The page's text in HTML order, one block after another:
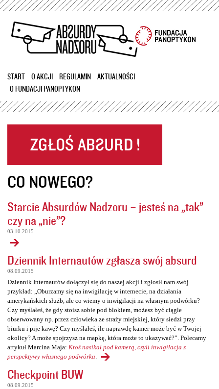
Przejdź
treści
START O AKCJI REGULAMIN
AKTUALNOŚCI
O FUNDACJI PANOPTYKON
CO NOWEGO?
Starcie Absurdów Nadzoru – jesteś na „tak”
czy na „nie”?
03.10.2015
Dziennik Internautów zgłasza swój absurd
08.09.2015
Dziennik Internautów dołączył się do naszej akcji i zgłosił nam swój
przykład: „Oburzamy się na inwigilację w internecie, na działania
amerykańskich służb, ale co wiemy o inwigilacji na własnym podwórku?
Czy myślałeś, że gdy stoisz sobie pod blokiem, możesz być ciągle
obserwowany np. przez człowieka ze straży miejskiej, który siedzi przy
biurku i pije kawę? Czy myślałeś, ile naprawdę kamer może być w Twojej
okolicy? A może spojrzysz na mapkę, która może to ukazywać?”. Polecamy
artykuł Marcina Maja: Ktoś nasikał pod kamerą, czyli inwigilacja z
perspektywy własnego podwórka
Checkpoint BUW
08.09.2015